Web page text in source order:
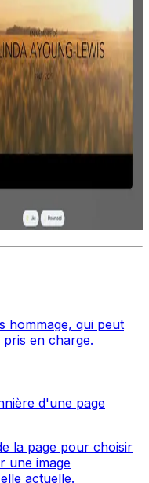
hommage, qui peut
en charge.
d'une page
la page pour choisir
une image
actuelle.